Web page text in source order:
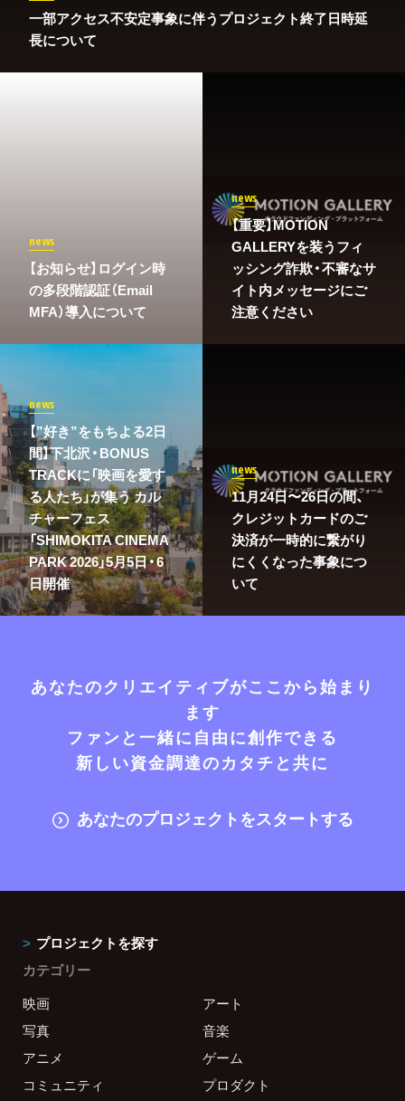
一部アクセス不安定事象に伴うプロジェクト終了日時延
長について
news
​【お知らせ】ログイン時
の多段階認証（Email
MFA）導入について
news
【重要】MOTION
GALLERYを装うフィ
ッシング詐欺・不審なサ
イト内メッセージにご
注意ください
news
【”好き”をもちよる2日
間】下北沢・BONUS
TRACKに「映画を愛す
る人たち」が集う カル
チャーフェス
「SHIMOKITA CINEMA
PARK 2026」5月5日・6
日開催
news
11月24日〜26日の間、
クレジットカードのご
決済が一時的に繋がり
にくくなった事象につ
いて
あなたのクリエイティブがここから始まり
ます
ファンと一緒に自由に創作できる
新しい資金調達のカタチと共に
あなたのプロジェクトをスタートする
プロジェクトを探す
カテゴリー
映画
アート
写真
音楽
アニメ
ゲーム
コミュニティ
プロダクト